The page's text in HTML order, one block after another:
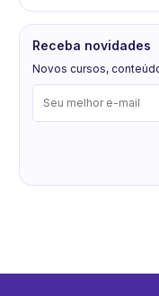
Receba novidades
Novos cursos,